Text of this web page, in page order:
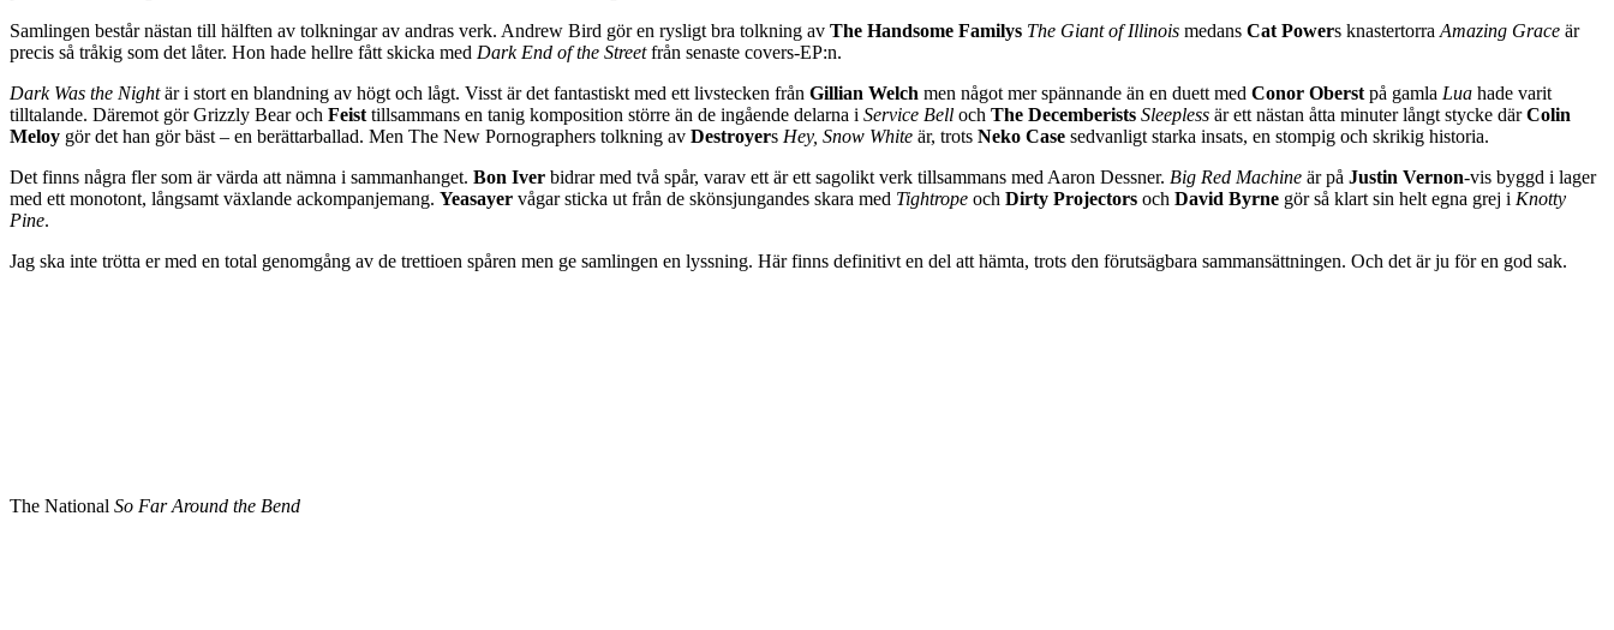
Samlingen består nästan till hälften av tolkningar av andras verk. Andrew Bird gör en rysligt bra tolkning av The Handsome Familys The Giant of Illinois medans Cat Powers knastertorraAmazing Grace är
precis så tråkig som det låter. Hon hade hellre fått skicka med Dark End of the Streetfrån senaste covers-EP:n.
Dark Was the Nightär i stort en blandning av högt och lågt. Visst är det fantastiskt med ett livstecken från Gillian Welch men något mer spännande än en duett med Conor Oberstpå gamla Lua hade varit
tilltalande. Däremot gör Grizzly Bear och Feisttillsammans en tanig komposition större än de ingående delarna i Service Bell och The Decemberists Sleepless är ett nästan åtta minuter långt stycke därColin
Meloy gör det han gör bäst – en berättarballad. Men The New Pornographers tolkning av Destroyers Hey, Snow White är, trots Neko Case sedvanligt starka insats, en stompig och skrikig historia.
Det finns några fler som är värda att nämna i sammanhanget. Bon Iver bidrar med två spår, varav ett är ett sagolikt verk tillsammans med Aaron Dessner. Big Red Machine är på Justin Vernon-vis byggd i lager
med ett monotont, långsamt växlande ackompanjemang. Yeasayer vågar sticka ut från de skönsjungandes skara med Tightrope och Dirty Projectors och David Byrne gör så klart sin helt egna grej i Knotty
Pine.
Jag ska inte trötta er med en total genomgång av de trettioen spåren men ge samlingen en lyssning. Här finns definitivt en del att hämta, trots den förutsägbara sammansättningen. Och det är ju för en god sak.
The National So Far Around the Bend